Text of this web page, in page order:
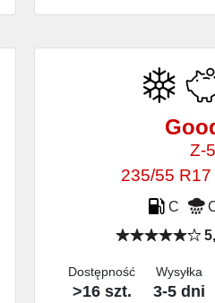
Z-
235/55 R17
C
Dostępność
>16 szt.
Wysyłka
3-5 dni